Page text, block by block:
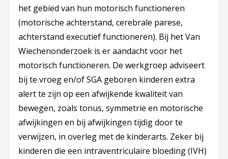
het gebied van hun motorisch functioneren
(motorische achterstand, cerebrale parese,
achterstand executief functioneren). Bij het Van
Wiechenonderzoek is er aandacht voor het
motorisch functioneren. De werkgroep adviseert
bij te vroeg en/of SGA geboren kinderen extra
alert te zijn op een afwijkende kwaliteit van
bewegen, zoals tonus, symmetrie en motorische
afwijkingen en bij afwijkingen tijdig door te
verwijzen, in overleg met de kinderarts. Zeker bij
kinderen die een intraventriculaire bloeding (IVH)